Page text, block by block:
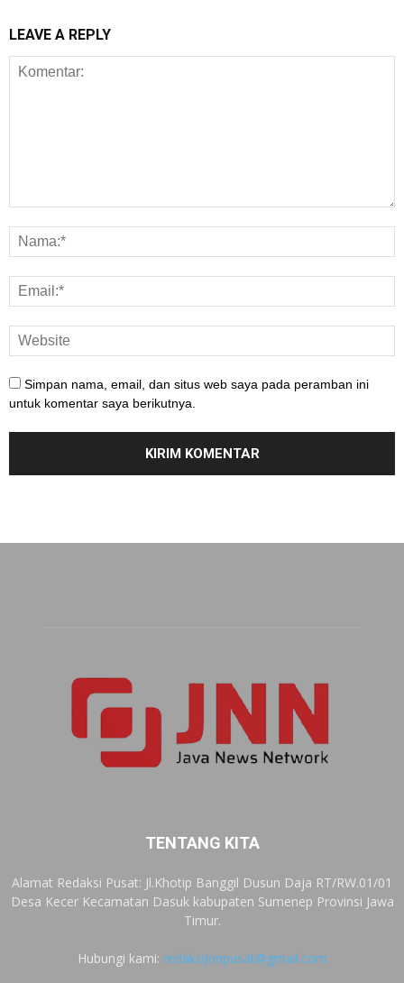
LEAVE A REPLY
Simpan nama, email, dan situs web saya pada peramban ini
untuk komentar saya berikutnya.
TENTANG KITA
Alamat Redaksi Pusat: Jl.Khotip Banggil Dusun Daja RT/RW.01/01
Desa Kecer Kecamatan Dasuk kabupaten Sumenep Provinsi Jawa
Timur.
Hubungi kami: redaksijnnpusat@gmail.com